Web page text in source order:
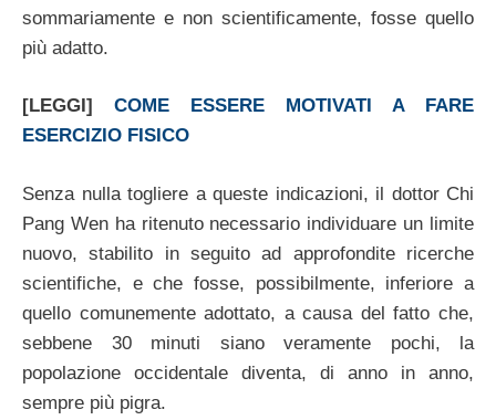
sommariamente e non scientificamente, fosse quello
più adatto.
[LEGGI] COME ESSERE MOTIVATI A FARE
ESERCIZIO FISICO
Senza nulla togliere a queste indicazioni, il dottor Chi
Pang Wen ha ritenuto necessario individuare un limite
nuovo, stabilito in seguito ad approfondite ricerche
scientifiche, e che fosse, possibilmente, inferiore a
quello comunemente adottato, a causa del fatto che,
sebbene 30 minuti siano veramente pochi, la
popolazione occidentale diventa, di anno in anno,
sempre più pigra.